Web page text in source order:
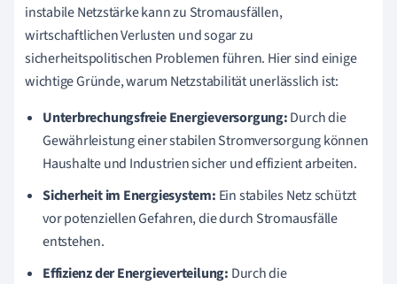
instabile Netzstärke kann zu Stromausfällen,
wirtschaftlichen Verlusten und sogar zu
sicherheitspolitischen Problemen führen. Hier sind einige
wichtige Gründe, warum Netzstabilität unerlässlich ist:
Unterbrechungsfreie Energieversorgung:Durch die
Gewährleistung einer stabilen Stromversorgung können
Haushalte und Industrien sicher und effizient arbeiten.
Sicherheit im Energiesystem: Ein stabiles Netz schützt
vor potenziellen Gefahren, die durch Stromausfälle
entstehen.
Effizienz der Energieverteilung: Durch die